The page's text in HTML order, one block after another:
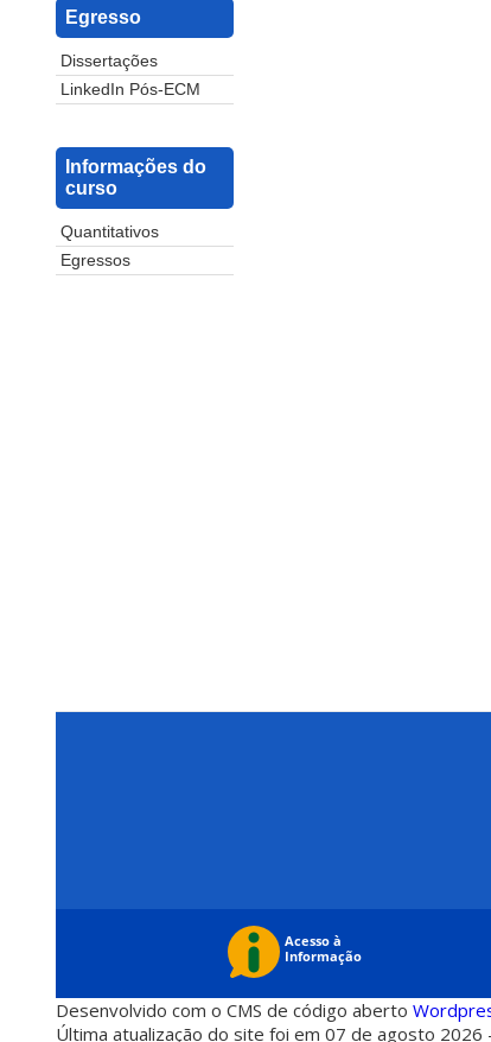
Egresso
Dissertações
LinkedIn Pós-ECM
Informações do
curso
Quantitativos
Egressos
Desenvolvido com o CMS de código aberto
Última atualização do site foi em 07 de agosto 2026